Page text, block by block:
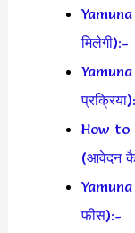
मिलेगी):-
How to
(आवेदन
फीस):-